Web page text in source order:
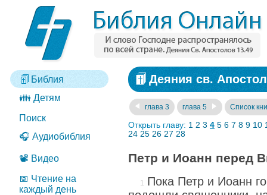
Библия
👪 Детям
Поиск
🎧 Аудиобиблия
📽️ Видео
📅 Чтение на
каждый день
Деяния св.
глава 3 глава 5 Список
Открыть главу: 1 2 3 4 5 6 7 8 9 10
24 25 26 27 28
Петр и Иоанн перед
Пока Петр и Иоанн